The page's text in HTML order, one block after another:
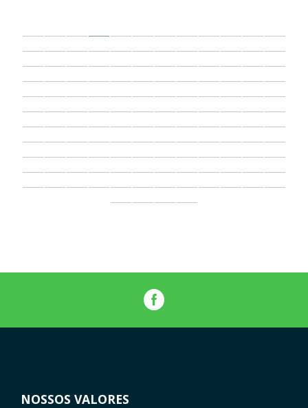
NOSSOS VALORES